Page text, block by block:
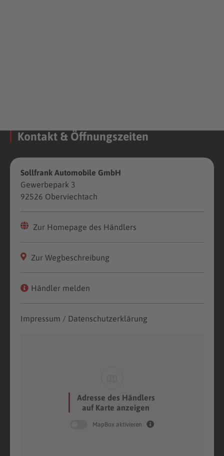
Kontakt & Öffnungszeiten
Sollfrank Automobile GmbH
Gewerbepark 3
92526 Oberviechtach
Zur Homepage des Händlers
Zur Wegbeschreibung
Händler melden
Impressum / Datenschutzerklärung
Adresse des Händlers
auf Karte anzeigen
MapBox aktivieren